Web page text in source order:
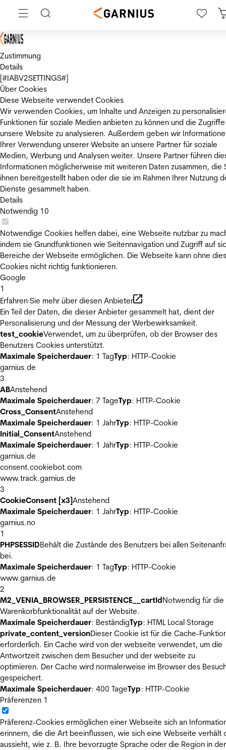
Zustimmung
Details
[#IABV2SETTINGS#]
Über Cookies
Diese Webseite verwendet Cookies
Wir verwenden Cookies, um Inhalte und Anzeigen zu
Funktionen für soziale Medien anbieten zu können und die
unsere Website zu analysieren. Außerdem geben wir
Ihrer Verwendung unserer Website an unsere Partner für soziale
Medien, Werbung und Analysen weiter. Unsere Partner führen
Informationen möglicherweise mit weiteren Daten zusammen, die
ihnen bereitgestellt haben oder die sie im Rahmen Ihrer Nutzung
Dienste gesammelt haben.
Details
Notwendig 10
Notwendige Cookies helfen dabei, eine Webseite nutzbar zu
indem sie Grundfunktionen wie Seitennavigation und Zugriff auf
Bereiche der Webseite ermöglichen. Die Webseite kann ohne
Cookies nicht richtig funktionieren.
Google
1
Erfahren Sie mehr über diesen Anbieter
Ein Teil der Daten, die dieser Anbieter gesammelt hat, dient der
Personalisierung und der Messung der Werbewirksamkeit.
test_cookieVerwendet, um zu überprüfen, ob der Browser des
Benutzers Cookies unterstützt.
Maximale Speicherdauer: 1 TagTyp: HTTP-Cookie
garnius.de
3
ABAnstehend
Maximale Speicherdauer: 7 TageTyp: HTTP-Cookie
Cross_ConsentAnstehend
Maximale Speicherdauer: 1 JahrTyp: HTTP-Cookie
Initial_ConsentAnstehend
Maximale Speicherdauer: 1 JahrTyp: HTTP-Cookie
garnius.de
consent.cookiebot.com
www.track.garnius.de
3
CookieConsent [x3]Anstehend
Maximale Speicherdauer: 1 JahrTyp: HTTP-Cookie
garnius.no
1
PHPSESSIDBehält die Zustände des Benutzers bei allen
bei.
Maximale Speicherdauer: 1 TagTyp: HTTP-Cookie
www.garnius.de
2
M2_VENIA_BROWSER_PERSISTENCE__cartIdNotwendig für die
Warenkorbfunktionalität auf der Website.
Maximale Speicherdauer: BeständigTyp: HTML Local Storage
private_content_versionDieser Cookie ist für die Cache-
erforderlich. Ein Cache wird von der webseite verwendet, um die
Antwortzeit zwischen dem Besucher und der webseite zu
optimieren. Der Cache wird normalerweise im Browser des
gespeichert.
Maximale Speicherdauer: 400 TageTyp: HTTP-Cookie
Präferenzen 1
Präferenz-Cookies ermöglichen einer Webseite sich an
erinnern, die die Art beeinflussen, wie sich eine Webseite verhält
aussieht, wie z. B. Ihre bevorzugte Sprache oder die Region in